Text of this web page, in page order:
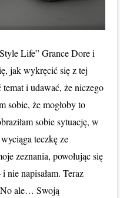
Life” Grance Dore i
jak wykręcić się z tej
i udawać, że niczego
sobie, że mogłoby to
sobie sytuację, w
teczkę ze
zeznania, powołując się
nie napisałam. Teraz
No ale… Swoją